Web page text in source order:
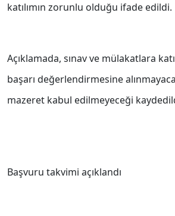
katılımın zorunlu olduğu ifade edildi.
Açıklamada, sınav ve mülakatlara
başarı değerlendirmesine
mazeret kabul edilmeyeceği
Başvuru takvimi açıklandı